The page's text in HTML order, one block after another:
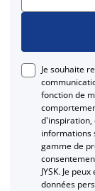
Je souhaite
fonction de
d'inspiration,
informations
gamme de
JYSK. Je
données